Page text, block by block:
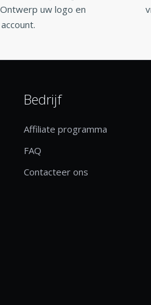
uw logo en
Bedrijf
Affiliate programma
FAQ
Contacteer ons